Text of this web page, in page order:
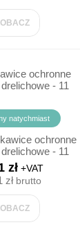
SORBENTY
PAPIEROWE
ochronne
- 11
natychmiast
zł+VAT
złbrutto